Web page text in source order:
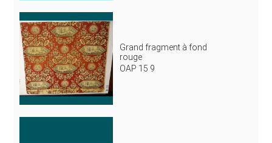
Grand fragment à fond
rouge
OAP 15 9